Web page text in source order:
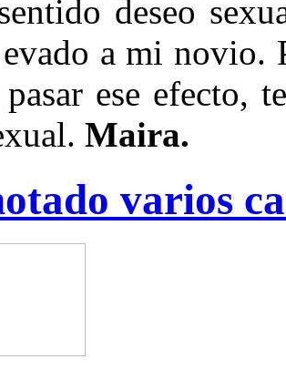
deseo
a mi novio.
ese efecto,
Maira.
varios